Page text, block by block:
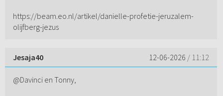
https://beam.eo.nl/artikel/danielle-profetie-jeruzalem-
olijfberg-jezus
Jesaja40 12-06-2026 / 11:12
@Davinci en Tonny,